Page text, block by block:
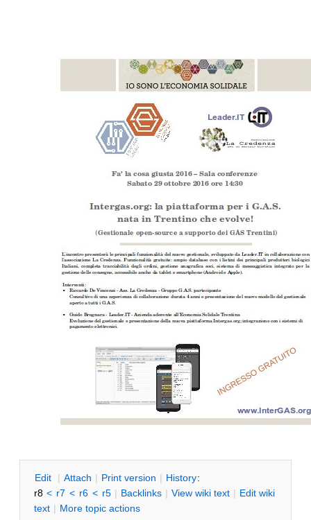
Edit | Attach | Print version | History:
r8 < r7 < r6 < r5 | Backlinks | View wiki text | Edit wiki
text | More topic actions